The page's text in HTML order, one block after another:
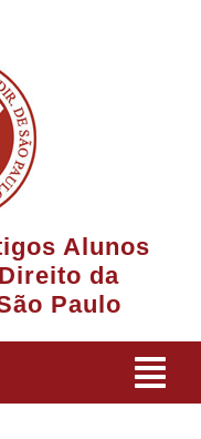
Alunos
da
Paulo